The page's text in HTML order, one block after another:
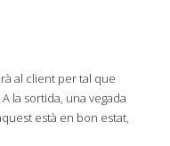
al client per tal que
la sortida, una vegada
està en bon estat,